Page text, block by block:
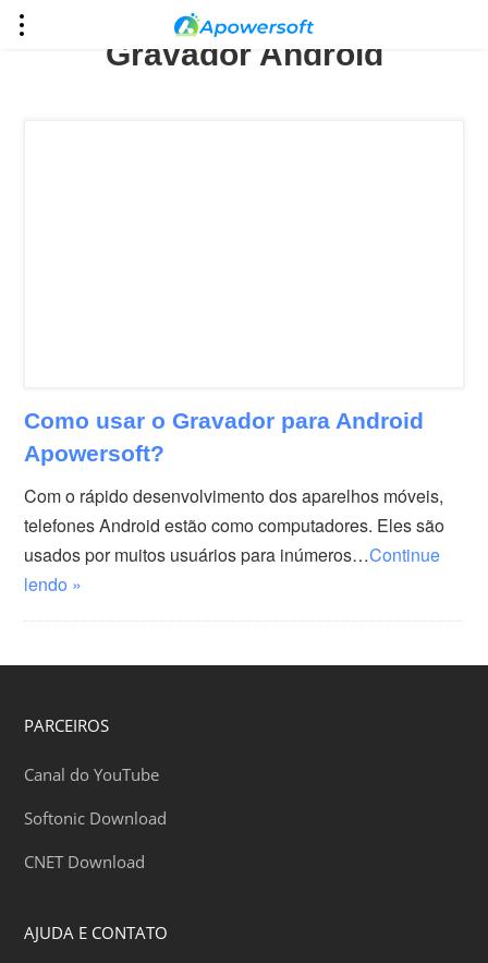
Gravador Android
Como usar o Gravador para Android
Apowersoft?
Com o rápido desenvolvimento dos aparelhos móveis,
telefones Android estão como computadores. Eles são
usados por muitos usuários para inúmeros…Continue
lendo »
PARCEIROS
Canal do YouTube
Softonic Download
CNET Download
AJUDA E CONTATO